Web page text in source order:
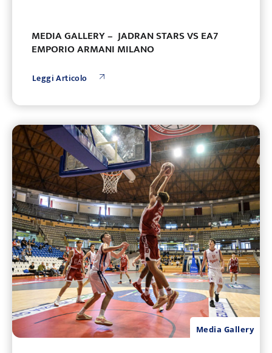
MEDIA GALLERY – JADRAN STARS VS EA7
EMPORIO ARMANI MILANO
Leggi Articolo
Media Gallery